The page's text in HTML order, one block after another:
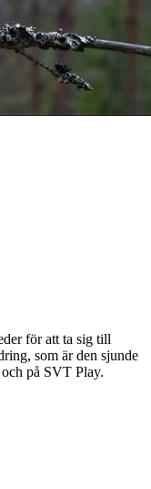
för att ta sig till
som är den sjunde
på SVT Play.